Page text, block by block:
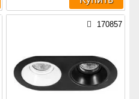
170857